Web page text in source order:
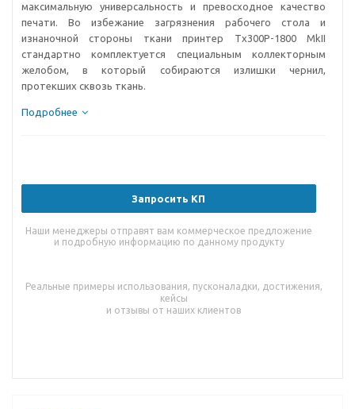
максимальную универсальность и превосходное качество
печати. Во избежание загрязнения рабочего стола и
изнаночной стороны ткани принтер Tх300P-1800 MkII
стандартно комплектуется специальным коллекторным
желобом, в который собираются излишки чернил,
протекших сквозь ткань.
Подробнее
Запросить КП
Наши менеджеры отправят вам коммерческое предложение
и подробную информацию по данному продукту
Реальные примеры использования, пусконаладки, достижения,
кейсы
и отзывы от наших клиентов